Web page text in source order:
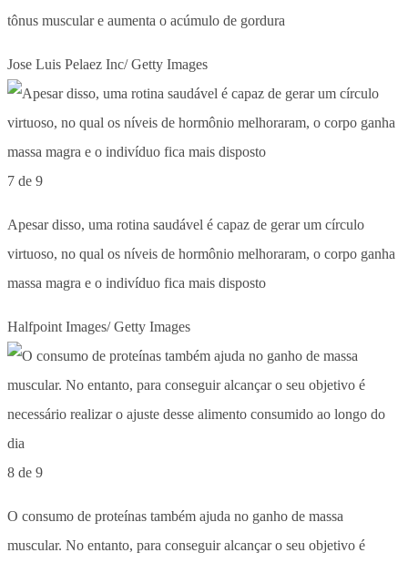
tônus muscular e aumenta o acúmulo de gordura
Jose Luis Pelaez Inc/ Getty Images
7 de 9
Apesar disso, uma rotina saudável é capaz de gerar um círculo
virtuoso, no qual os níveis de hormônio melhoraram, o corpo ganha
massa magra e o indivíduo fica mais disposto
Halfpoint Images/ Getty Images
8 de 9
O consumo de proteínas também ajuda no ganho de massa
muscular. No entanto, para conseguir alcançar o seu objetivo é